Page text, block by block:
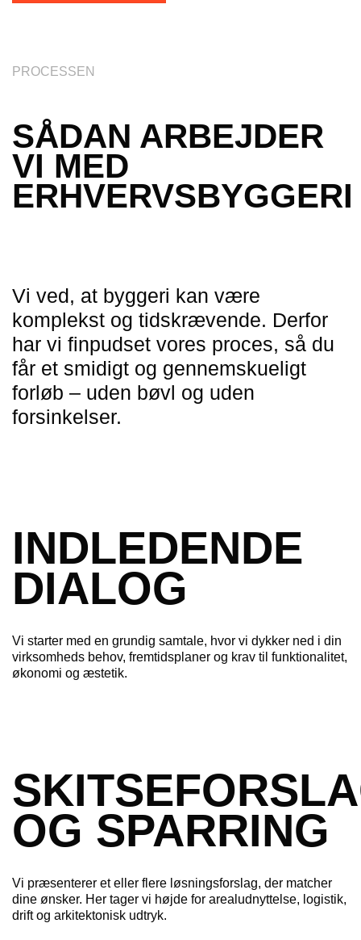
PROCESSEN
SÅDAN ARBEJDER
VI MED
ERHVERVSBYGGERI
Vi ved, at byggeri kan være
komplekst og tidskrævende. Derfor
har vi finpudset vores proces, så du
får et smidigt og gennemskueligt
forløb – uden bøvl og uden
forsinkelser.
INDLEDENDE
DIALOG
Vi starter med en grundig samtale, hvor vi dykker ned i din
virksomheds behov, fremtidsplaner og krav til funktionalitet,
økonomi og æstetik.
OG SPARRING
Vi præsenterer et eller flere løsningsforslag, der matcher
dine ønsker. Her tager vi højde for arealudnyttelse, logistik,
drift og arkitektonisk udtryk.